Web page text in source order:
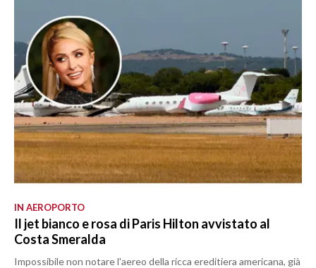
IN AEROPORTO
Il jet bianco e rosa di Paris Hilton avvistato al
Costa Smeralda
Impossibile non notare l'aereo della ricca ereditiera americana, già